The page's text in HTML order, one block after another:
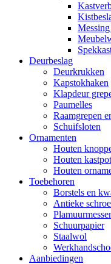
Deurbeslag
Deurkrukken
Kapstokhaken
Klapdeur
Paumelles
Raamgrepen
Schuifsloten
Ornamenten
Houten
Houten
Houten
Toebehoren
Borstels en
Antieke
Schuurpapier
Staalwol
Aanbiedingen